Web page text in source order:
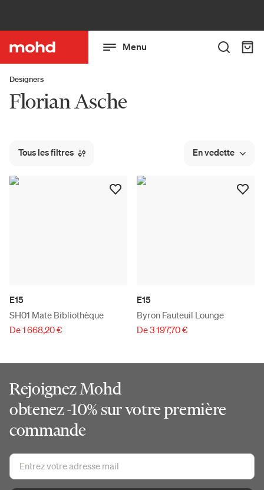
Menu
Designers
Florian Asche
Tous les filtres En vedette
E15
SH01 Mate Bibliothèque
De 1 668,20 €
E15
Byron Fauteuil Lounge
De 3 197,70 €
Rejoignez Mohd
obtenez -10% sur votre première
commande